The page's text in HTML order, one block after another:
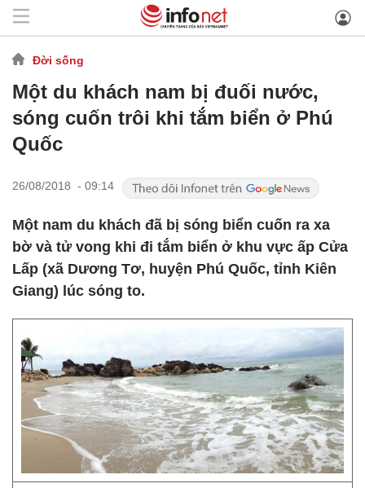
Đời sống
Một du khách nam bị đuối nước,
sóng cuốn trôi khi tắm biển ở Phú
Quốc
26/08/2018 - 09:14
Một nam du khách đã bị sóng biển cuốn ra xa
bờ và tử vong khi đi tắm biển ở khu vực ấp Cửa
Lấp (xã Dương Tơ, huyện Phú Quốc, tỉnh Kiên
Giang) lúc sóng to.